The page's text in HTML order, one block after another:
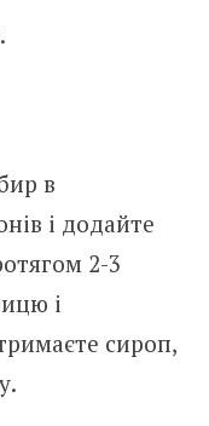
в
і додайте
2-3
і
сироп,